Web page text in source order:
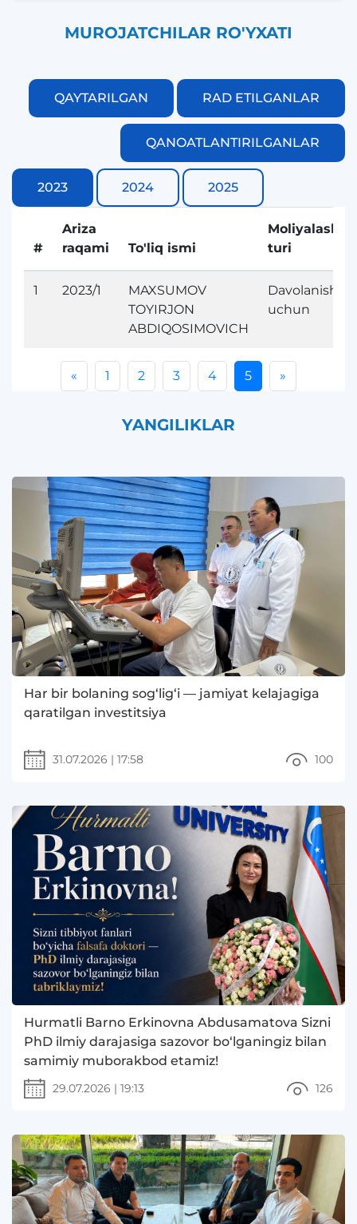
MUROJATCHILAR RO'YXATI
QAYTARILGAN RAD ETILGANLAR
QANOATLANTIRILGANLAR
2023 2024 2025
#
Ariza
raqami
To'liq ismi
turi
1 2023/1
MAXSUMOV
TOYIRJON
ABDIQOSIMOVICH
Davolanish
uchun
« 1 2 3 4 5 »
YANGILIKLAR
Har bir bolaning sog‘lig‘i — jamiyat kelajagiga
qaratilgan investitsiya
31.07.2026 | 17:58 100
Hurmatli Barno Erkinovna Abdusamatova Sizni
PhD ilmiy darajasiga sazovor bo‘lganingiz bilan
samimiy muborakbod etamiz!
29.07.2026 | 19:13 126